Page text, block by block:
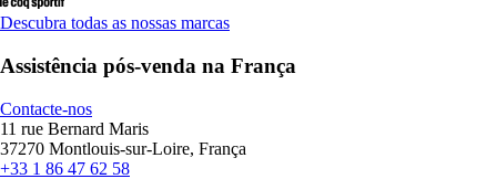
Descubra todas as nossas marcas
Assistência pós-venda na França
Contacte-nos
11 rue Bernard Maris
37270 Montlouis-sur-Loire, França
+33 1 86 47 62 58